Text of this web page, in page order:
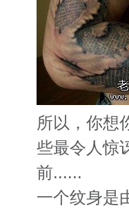
所以，你想
些最令人惊
前......
一个纹身是